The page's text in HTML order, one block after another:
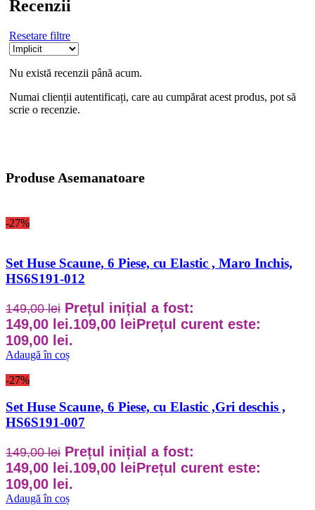
Recenzii
Resetare filtre
Nu există recenzii până acum.
Numai clienții autentificați, care au cumpărat acest produs, pot să
scrie o recenzie.
Produse Asemanatoare
-27%
Set Huse Scaune, 6 Piese, cu Elastic , Maro Inchis,
HS6S191-012
149,00lei Prețul inițial a fost:
149,00 lei.109,00 leiPrețul curent este:
109,00 lei.
Adaugă în coș
-27%
Set Huse Scaune, 6 Piese, cu Elastic ,Gri deschis ,
HS6S191-007
149,00lei Prețul inițial a fost:
149,00 lei.109,00 leiPrețul curent este:
109,00 lei.
Adaugă în coș